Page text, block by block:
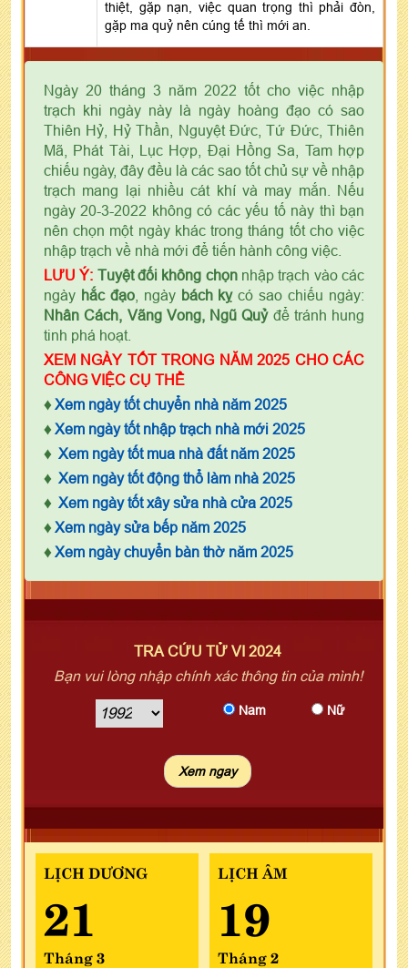
thiệt, gặp nạn, việc quan trọng thì phải đòn,
gặp ma quỷ nên cúng tế thì mới an.
Ngày 20 tháng 3 năm 2022 tốt cho việc nhập
trạch khi ngày này là ngày hoàng đạo có sao
Thiên Hỷ, Hỷ Thần, Nguyệt Đức, Tứ Đức, Thiên
Mã, Phát Tài, Lục Hợp, Đại Hồng Sa, Tam hợp
chiếu ngày, đây đều là các sao tốt chủ sự về nhập
trạch mang lại nhiều cát khí và may mắn. Nếu
ngày 20-3-2022 không có các yếu tố này thì bạn
nên chọn một ngày khác trong tháng tốt cho việc
nhập trạch về nhà mới để tiến hành công việc.
LƯU Ý: Tuyệt đối không chọnnhập trạch vào các
ngày hắc đạo, ngày bách kỵcó sao chiếu ngày:
Nhân Cách, Vãng Vong, Ngũ Quỷđể tránh hung
tinh phá hoạt.
XEM NGÀY TỐT TRONG NĂM 2025 CHO CÁC
CÔNG VIỆC CỤ THỂ
♦ Xem ngày tốt chuyển nhà năm 2025
♦ Xem ngày tốt nhập trạch nhà mới 2025
♦ Xem ngày tốt mua nhà đất năm 2025
♦ Xem ngày tốt động thổ làm nhà 2025
♦ Xem ngày tốt xây sửa nhà cửa 2025
♦ Xem ngày sửa bếp năm 2025
♦ Xem ngày chuyển bàn thờ năm 2025
TRA CỨU TỬ VI 2024
Bạn vui lòng nhập chính xác thông tin của mình!
Nam Nữ
LỊCH DƯƠNG
21
Tháng 3
LỊCH ÂM
19
Tháng 2